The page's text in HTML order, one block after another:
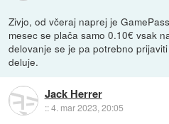
Zivjo, od včeraj naprej je
mesec se plača samo 0.10€ vsak
delovanje se je pa potrebno
deluje.
Jack Herrer
::4. mar 2023, 20:05